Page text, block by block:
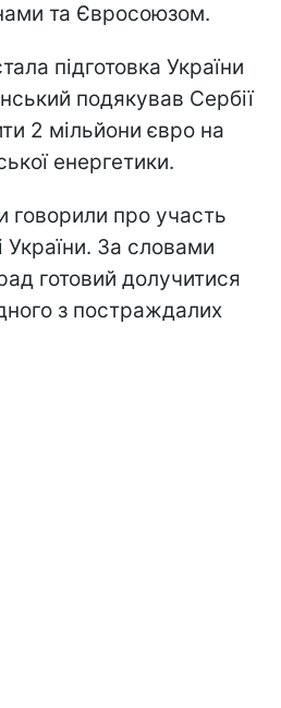
та Євросоюзом.
підготовка України
подякував Сербії
2 мільйони євро на
енергетики.
говорили про участь
України. За словами
готовий долучитися
з постраждалих